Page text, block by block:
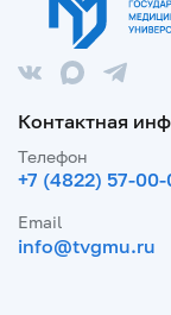
Контактная
Телефон
+7 (4822) 57-
Email
info@tvgmu.ru